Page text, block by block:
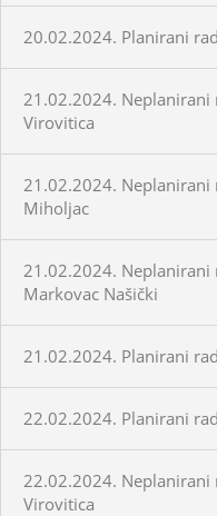
20.02.2024. Planirani
21.02.2024.
Virovitica
21.02.2024.
Miholjac
21.02.2024.
Markovac Našički
21.02.2024. Planirani
22.02.2024. Planirani
22.02.2024.
Virovitica